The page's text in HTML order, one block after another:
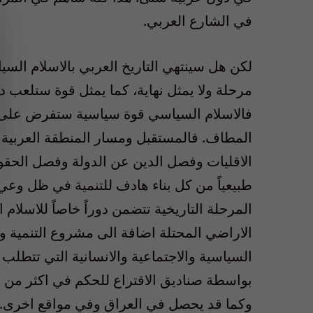
في الشارع العربي.
لكن هل سينتهي التاريخ العربي بالاسلام
مرحلة ولا يمثل نهاية، كما يمثل قوة ستلعب
فالاسلام السياسي قوة سياسية ستفرض على
المطاف. فالمستقبل ومسار المنطقة العربية
الاقليات وفصل الدين عن الدولة وفصل
طبيعياً من كل بناء هادف للتنمية في ظل
المرحلة التاريخية تتضمن دوراً خاصاً
الاراضي المحتلة اضافة الى مشروع التنمية
السياسية والاجتماعية والانسانية التي
بواسطة صناديق الاقتراع للحكم في اكثر
وكما قد يحصل في العراق وفي مواقع اخرى.